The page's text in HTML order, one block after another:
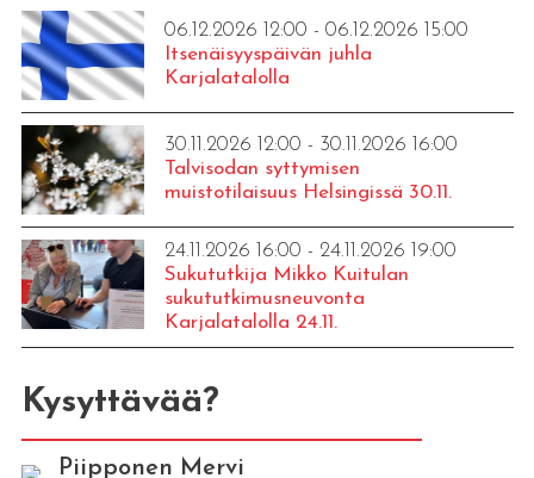
06.12.2026 12:00 - 06.12.2026 15:00
Itsenäisyyspäivän juhla
Karjalatalolla
30.11.2026 12:00 - 30.11.2026 16:00
Talvisodan syttymisen
muistotilaisuus Helsingissä 30.11.
24.11.2026 16:00 - 24.11.2026 19:00
Sukututkija Mikko Kuitulan
sukututkimusneuvonta
Karjalatalolla 24.11.
Kysyttävää?
Piipponen Mervi